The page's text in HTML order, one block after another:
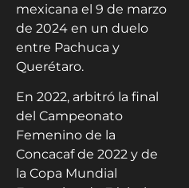
mexicana el 9 de marzo
de 2024 en un duelo
entre Pachuca y
Querétaro.
En 2022, arbitró la final
del Campeonato
Femenino de la
Concacaf de 2022 y de
la Copa Mundial